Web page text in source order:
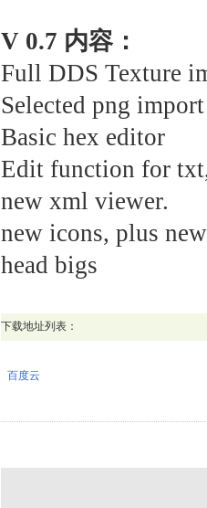
V 0.7 内容：
Full DDS Texture
Selected png
Basic hex editor
Edit function for
new xml viewer.
new icons, plus
head bigs
下载地址列表：
百度云